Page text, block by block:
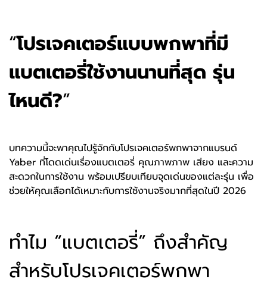
“โปรเจคเตอร์แบบพกพาที่มี
แบตเตอรี่ใช้งานนานที่สุด รุ่น
ไหนดี?”
บทความนี้จะพาคุณไปรู้จักกับโปรเจคเตอร์พกพาจากแบรนด์
Yaber ที่โดดเด่นเรื่องแบตเตอรี่ คุณภาพภาพ เสียง และความ
สะดวกในการใช้งาน พร้อมเปรียบเทียบจุดเด่นของแต่ละรุ่น เพื่อ
ช่วยให้คุณเลือกได้เหมาะกับการใช้งานจริงมากที่สุดในปี 2026
ทำไม “แบตเตอรี่” ถึงสำคัญ
สำหรับโปรเจคเตอร์พกพา